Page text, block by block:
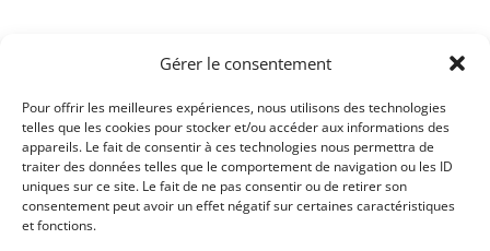
Gérer le consentement
Pour offrir les meilleures expériences, nous utilisons des technologies
telles que les cookies pour stocker et/ou accéder aux informations des
appareils. Le fait de consentir à ces technologies nous permettra de
traiter des données telles que le comportement de navigation ou les ID
uniques sur ce site. Le fait de ne pas consentir ou de retirer son
consentement peut avoir un effet négatif sur certaines caractéristiques
et fonctions.
journée d’integration
SEP
3
2018
3. septembre 2018
invitation bienvenu 2018